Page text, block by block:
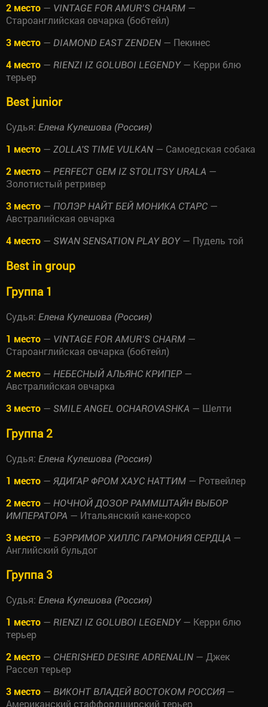
2 место — VINTAGE FOR AMUR’S CHARM —
Староанглийская овчарка (бобтейл)
3 место — DIAMOND EAST ZENDEN — Пекинес
4 место — RIENZI IZ GOLUBOI LEGENDY— Керри блю
терьер
Best junior
Судья: Елена Кулешова (Россия)
1 место — ZOLLA'S TIME VULKAN — Самоедская собака
2 место — PERFECT GEM IZ STOLITSY URALA —
Золотистый ретривер
3 место — ПОЛЭР НАЙТ БЕЙ МОНИКА СТАРС —
Австралийская овчарка
4 место — SWAN SENSATION PLAY BOY— Пудель той
Best in group
Группа 1
Судья: Елена Кулешова (Россия)
1 место — VINTAGE FOR AMUR’S CHARM —
Староанглийская овчарка (бобтейл)
2 место — НЕБЕСНЫЙ АЛЬЯНС КРИПЕР —
Австралийская овчарка
3 место — SMILE ANGEL OCHAROVASHKA — Шелти
Группа 2
Судья: Елена Кулешова (Россия)
1 место — ЯДИГАР ФРОМ ХАУС НАТТИМ — Ротвейлер
2 место — НОЧНОЙ ДОЗОР РАММШТАЙН ВЫБОР
ИМПЕРАТОРА — Итальянский кане-корсо
3 место — БЭРРИМОР ХИЛЛС ГАРМОНИЯ СЕРДЦА —
Английский бульдог
Группа 3
Судья: Елена Кулешова (Россия)
1 место — RIENZI IZ GOLUBOI LEGENDY— Керри блю
терьер
2 место — CHERISHED DESIRE ADRENALIN — Джек
Рассел терьер
3 место — ВИКОНТ ВЛАДЕЙ ВОСТОКОМ РОССИЯ—
Американский стаффордширский терьер